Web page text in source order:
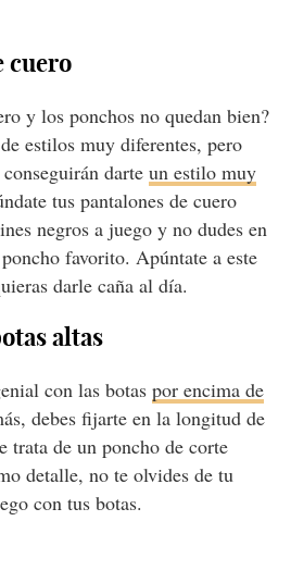
cuero
y los ponchos no quedan bien?
estilos muy diferentes, pero
darte un estilo muy
tus pantalones de cuero
negros a juego y no dudes en
favorito. Apúntate a este
darle caña al día.
altas
con las botas por encima de
debes fijarte en la longitud de
trata de un poncho de corte
detalle, no te olvides de tu
con tus botas.